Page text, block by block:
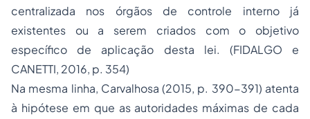
centralizada nos órgãos de controle interno já
existentes ou a serem criados com o objetivo
específico de aplicação desta lei. (FIDALGO e
CANETTI, 2016, p. 354)
Na mesma linha, Carvalhosa (2015, p. 390-391) atenta
à hipótese em que as autoridades máximas de cada